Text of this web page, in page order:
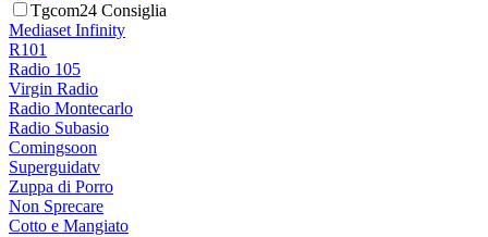
Tgcom24 Consiglia
Mediaset Infinity
R101
Radio 105
Virgin Radio
Radio Montecarlo
Radio Subasio
Comingsoon
Superguidatv
Zuppa di Porro
Non Sprecare
Cotto e Mangiato